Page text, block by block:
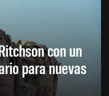
con un
para nuevas